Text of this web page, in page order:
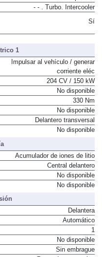
No disponible
1
Impulsar al vehículo / generar
corriente eléc
204 CV / 150 kW
No disponible
330 Nm
No disponible
Delantero transversal
Acumulador de iones de litio
Central delantero
No disponible
Delantera
Automático
1
No disponible